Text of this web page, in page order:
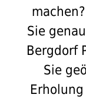
Sie
Bergdorf
Sie